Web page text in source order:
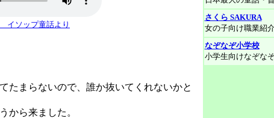
ソップ童話より
まらないので、誰か抜いてくれないかと
から来ました。
さくら SAKURA
女の子向け職業紹
なぞなぞ小学校
小学生向けなぞな